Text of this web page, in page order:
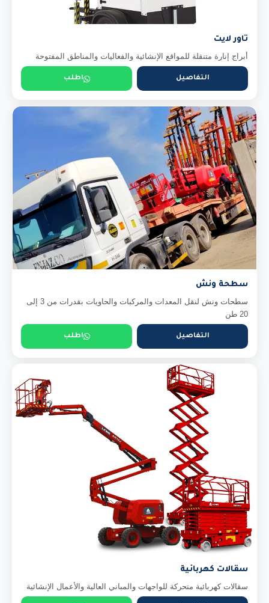
تاور لايت
أبراج إنارة متنقلة للمواقع الإنشائية والفعاليات والمناطق المفتوحة
التفاصيل اطلب
سطحة ونش
سطحات ونش لنقل المعدات والمركبات والحاويات بقدرات من 3 إلى
20 طن
التفاصيل اطلب
سقالات كهربائية
سقالات كهربائية متحركة للواجهات والمباني العالية والأعمال الإنشائية